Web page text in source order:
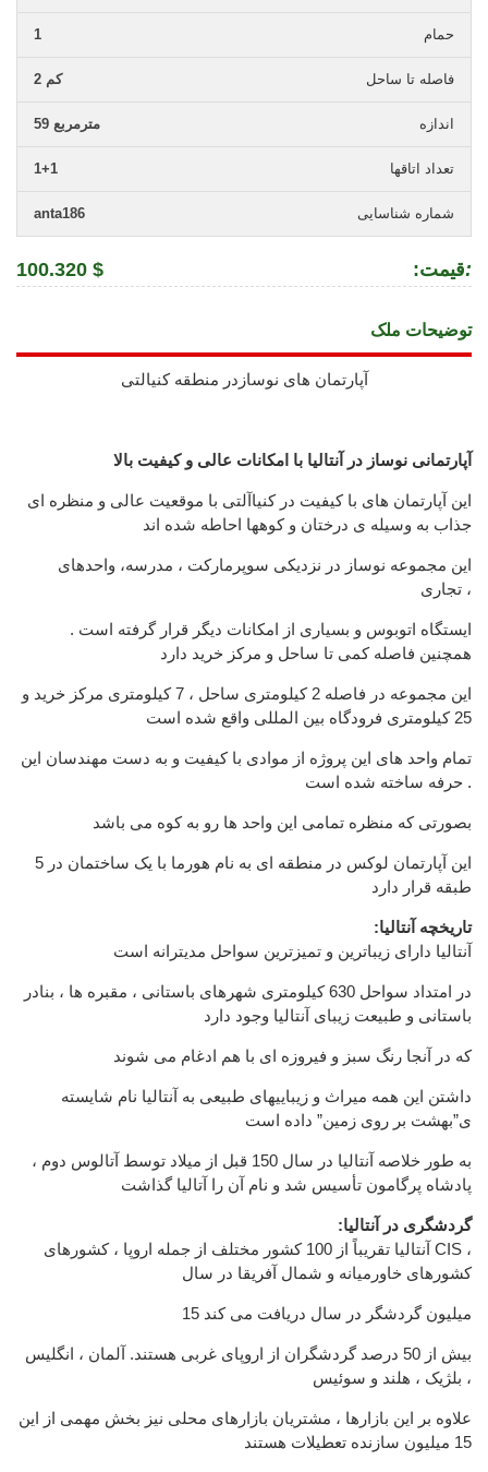
حمام 1
فاصله تا ساحل 2 کم
اندازه 59 مترمربع
تعداد اتاقها 1+1
شماره شناسایی anta186
:قیمت:
100.320 $
توضیحات ملک
آپارتمان های نوسازدر منطقه کنیالتی
آپارتمانی نوساز در آنتالیا با امکانات عالی و کیفیت بالا
این آپارتمان های با کیفیت در کنیاآلتی با موقعیت عالی و منظره ای
جذاب به وسیله ی درختان و کوهها احاطه شده اند
این مجموعه نوساز در نزدیکی سوپرمارکت ، مدرسه، واحدهای
تجاری ،
ایستگاه اتوبوس و بسیاری از امکانات دیگر قرار گرفته است .
همچنین فاصله کمی تا ساحل و مرکز خرید دارد
این مجموعه در فاصله 2 کیلومتری ساحل ، 7 کیلومتری مرکز خرید و
25 کیلومتری فرودگاه بین المللی واقع شده است
تمام واحد های این پروژه از موادی با کیفیت و به دست مهندسان این
حرفه ساخته شده است .
بصورتی که منظره تمامی این واحد ها رو به کوه می باشد
این آپارتمان لوکس در منطقه ای به نام هورما با یک ساختمان در 5
طبقه قرار دارد
:تاریخچه آنتالیا
آنتالیا دارای زیباترین و تمیزترین سواحل مدیترانه است
در امتداد سواحل 630 کیلومتری شهرهای باستانی ، مقبره ها ، بنادر
باستانی و طبیعت زیبای آنتالیا وجود دارد
که در آنجا رنگ سبز و فیروزه ای با هم ادغام می شوند
داشتن این همه میراث و زیباییهای طبیعی به آنتالیا نام شایسته
ی”بهشت بر روی زمین” داده است
به طور خلاصه آنتالیا در سال 150 قبل از میلاد توسط آتالوس دوم ،
پادشاه پرگامون تأسیس شد و نام آن را آتالیا گذاشت
:گردشگری در آنتالیا
آنتالیا تقریباً از 100 کشور مختلف از جمله اروپا ، کشورهای CIS ،
کشورهای خاورمیانه و شمال آفریقا در سال
15 میلیون گردشگر در سال دریافت می کند
بیش از 50 درصد گردشگران از اروپای غربی هستند. آلمان ، انگلیس
، بلژیک ، هلند و سوئیس
علاوه بر این بازارها ، مشتریان بازارهای محلی نیز بخش مهمی از این
15 میلیون سازنده تعطیلات هستند